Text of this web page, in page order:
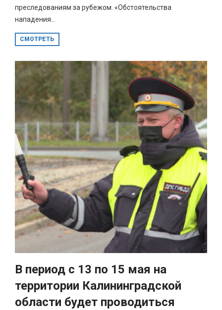
преследованиям за рубежом. «Обстоятельства
нападения...
СМОТРЕТЬ
В период с 13 по 15 мая на
территории Калининградской
области будет проводиться